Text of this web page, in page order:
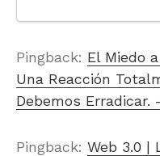
Pingback: El Miedo
Una Reacción
Debemos Erradicar.
Pingback: Web 3.0 |